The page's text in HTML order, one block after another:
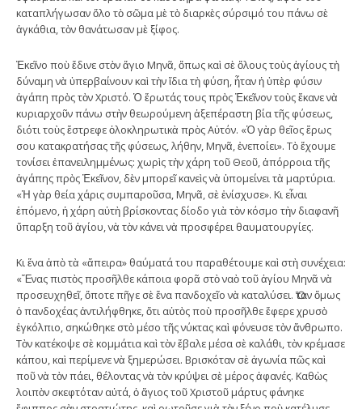
καταπλήγωσαν ὅλο τὸ σῶμα μὲ τὸ διαρκὲς σύρσιμό του πάνω σὲ
ἀγκάθια, τὸν θανάτωσαν μὲ ξίφος.
Ἐκεῖνο ποὺ ἔδινε στὸν ἅγιο Μηνᾶ, ὅπως καὶ σὲ ὅλους τοὺς ἁγίους τὴ
δύναμη νὰ ὑπερβαίνουν καὶ τὴν ἴδια τὴ φύση, ἦταν ἡ ὑπὲρ φύσιν
ἀγάπη πρὸς τὸν Χριστό. Ὁ ἔρωτάς τους πρὸς Ἐκεῖνον τοὺς ἔκανε νὰ
κυριαρχοῦν πάνω στὴν θεωρούμενη ἀξεπέραστη βία τῆς φύσεως,
διότι τοὺς ἔστρεφε ὁλοκληρωτικὰ πρὸς Αὐτόν. «Ὁ γὰρ θεῖος ἔρως
σου κατακρατήσας τῆς φύσεως, λήθην, Μηνᾶ, ἐνεποίει». Τὸ ἔχουμε
τονίσει ἐπανειλημμένως: χωρὶς τὴν χάρη τοῦ Θεοῦ, ἀπόρροια τῆς
ἀγάπης πρὸς Ἐκεῖνον, δὲν μπορεῖ κανεὶς νὰ ὑπομείνει τὰ μαρτύρια.
«Ἡ γὰρ θεία χάρις συμπαροῦσα, Μηνᾶ, σὲ ἐνίσχυσε». Κι εἶναι
ἑπόμενο, ἡ χάρη αὐτὴ βρίσκοντας δίοδο γιὰ τὸν κόσμο τὴν διαφανῆ
ὕπαρξη τοῦ ἁγίου, νὰ τὸν κάνει νὰ προσφέρει θαυματουργίες.
Κι ἕνα ἀπὸ τὰ «ἄπειρα» θαύματά του παραθέτουμε καὶ στὴ συνέχεια:
«Ἕνας πιστὸς προσῆλθε κάποια φορᾶ στὸ ναὸ τοῦ ἁγίου Μηνᾶ νὰ
προσευχηθεῖ, ὅποτε πῆγε σὲ ἕνα πανδοχεῖο νὰ καταλύσει. Ὅταν ὅμως
ὁ πανδοχέας ἀντιλήφθηκε, ὅτι αὐτὸς ποὺ προσῆλθε ἔφερε χρυσὸ
ἐγκόλπιο, σηκώθηκε στὸ μέσο τῆς νύκτας καὶ φόνευσε τὸν ἄνθρωπο.
Τὸν κατέκοψε σὲ κομμάτια καὶ τὸν ἔβαλε μέσα σὲ καλάθι, τὸν κρέμασε
κάπου, καὶ περίμενε νὰ ξημερώσει. Βρισκόταν σὲ ἀγωνία πῶς καὶ
ποῦ νὰ τὸν πάει, θέλοντας νὰ τὸν κρύψει σὲ μέρος ἀφανές. Καθὼς
λοιπὸν σκεφτόταν αὐτά, ὁ ἅγιος τοῦ Χριστοῦ μάρτυς φάνηκε